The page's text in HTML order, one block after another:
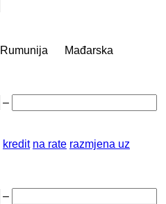
Rumunija
Mađarska
–
kredit na rate razmjena uz
–